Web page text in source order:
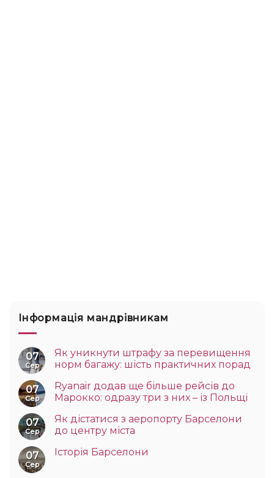
Інформація мандрівникам
07
Сер
Як уникнути штрафу за перевищення
норм багажу: шість практичних порад
07
Сер
Ryanair додав ще більше рейсів до
Марокко: одразу три з них – із Польщі
07
Сер
Як дістатися з аеропорту Барселони
до центру міста
07
Сер
Історія Барселони